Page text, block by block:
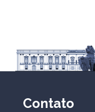
Contato